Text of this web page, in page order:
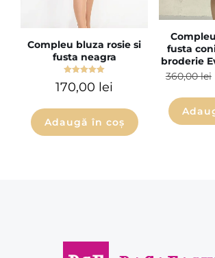
Compleu bluza rosie si
fusta neagra
Evaluat la
5.00
din 5
170,00 lei
Adaugă în coș
fusta
broderie
360,00lei